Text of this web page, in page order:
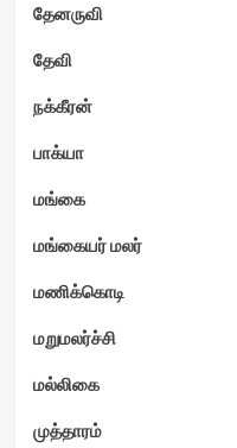
தேனருவி
தேவி
நக்கீரன்
பாக்யா
மங்கை
மங்கையர் மலர்
மணிக்கொடி
மறுமலர்ச்சி
மல்லிகை
முத்தாரம்